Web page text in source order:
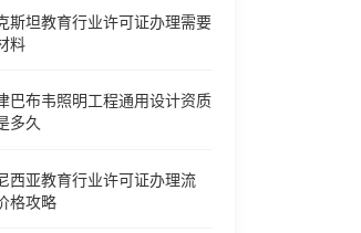
斯坦教育行业许可证办理需要
料
巴布韦照明工程通用设计资质
多久
西亚教育行业许可证办理流
格攻略